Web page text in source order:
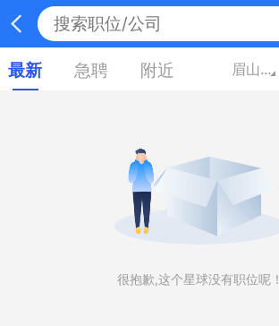
最新 急聘 附近 眉山四川
很抱歉,这个星球没有职位呢！